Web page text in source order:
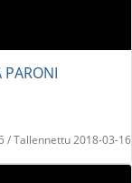
/ Tallennettu 2018-03-16